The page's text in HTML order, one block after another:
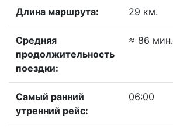
Длина маршрута: 29 км.
Средняя
продолжительность
поездки:
≈ 86 мин.
Самый ранний
утренний рейс:
06:00